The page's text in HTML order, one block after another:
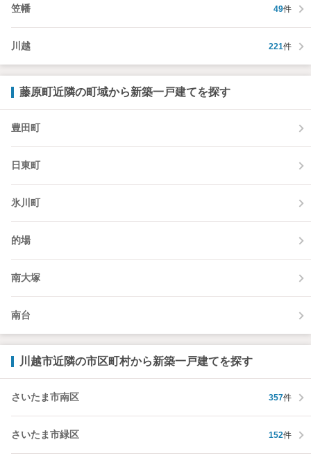
笠幡 49件
川越 221件
藤原町近隣の町域から新築一戸建てを探す
豊田町
日東町
氷川町
的場
南大塚
南台
川越市近隣の市区町村から新築一戸建てを探す
さいたま市南区 357件
さいたま市緑区 152件